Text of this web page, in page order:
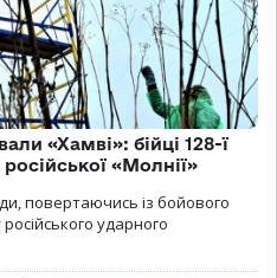
«Хамві»: бійці 128-ї
«Молнії»
повертаючись із бойового
ударного